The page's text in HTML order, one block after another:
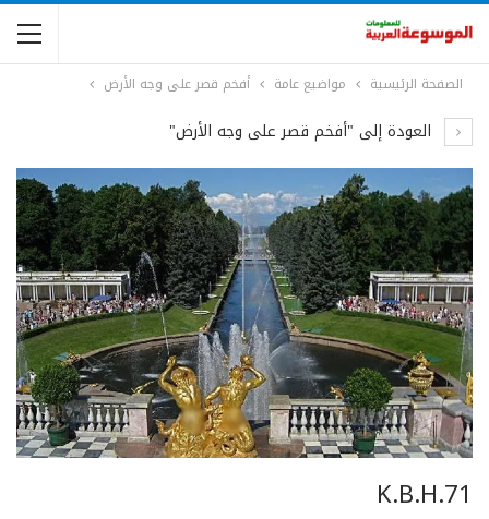
الصفحة الرئيسية مواضيع عامة أفخم قصر على وجه الأرض
العودة إلى "أفخم قصر على وجه الأرض"
K.B.H.71